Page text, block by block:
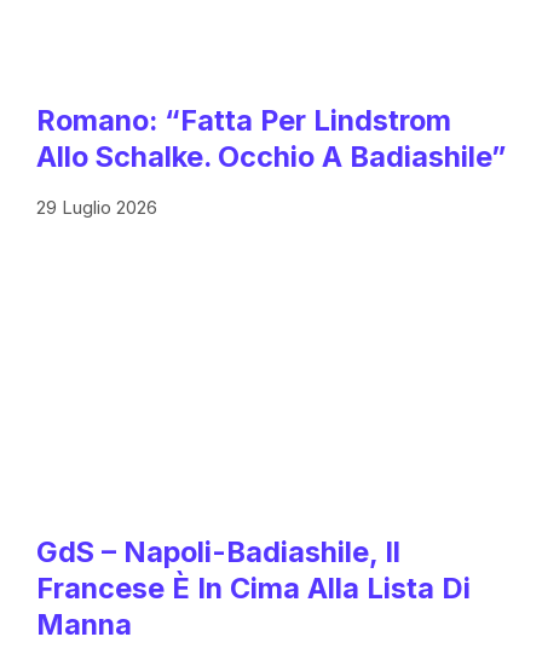
Romano: “Fatta Per Lindstrom
Allo Schalke. Occhio A Badiashile”
29 Luglio 2026
GdS – Napoli-Badiashile, Il
Francese È In Cima Alla Lista Di
Manna